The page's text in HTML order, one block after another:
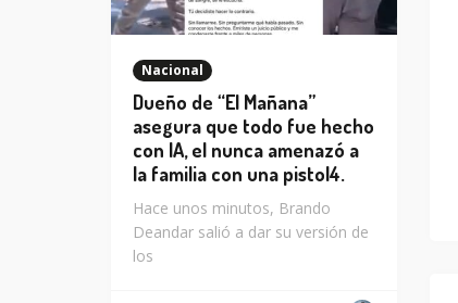
Nacional
Dueño de “El Mañana”
asegura que todo fue hecho
con IA, el nunca amenazó a
la familia con una pistol4.
Hace unos minutos, Brando
Deandar salió a dar su versión de
los